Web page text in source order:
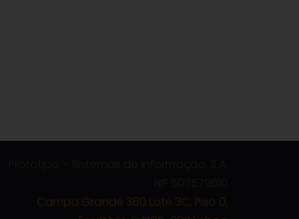
Campo Grande 380 Lote 3C, Piso 0,